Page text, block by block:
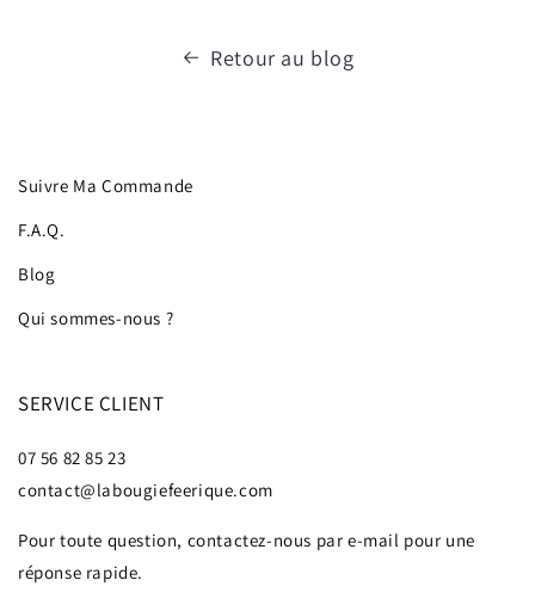
Retour au blog
Suivre Ma Commande
F.A.Q.
Blog
Qui sommes-nous ?
SERVICE CLIENT
07 56 82 85 23
contact@labougiefeerique.com
Pour toute question, contactez-nous par e-mail pour une
réponse rapide.